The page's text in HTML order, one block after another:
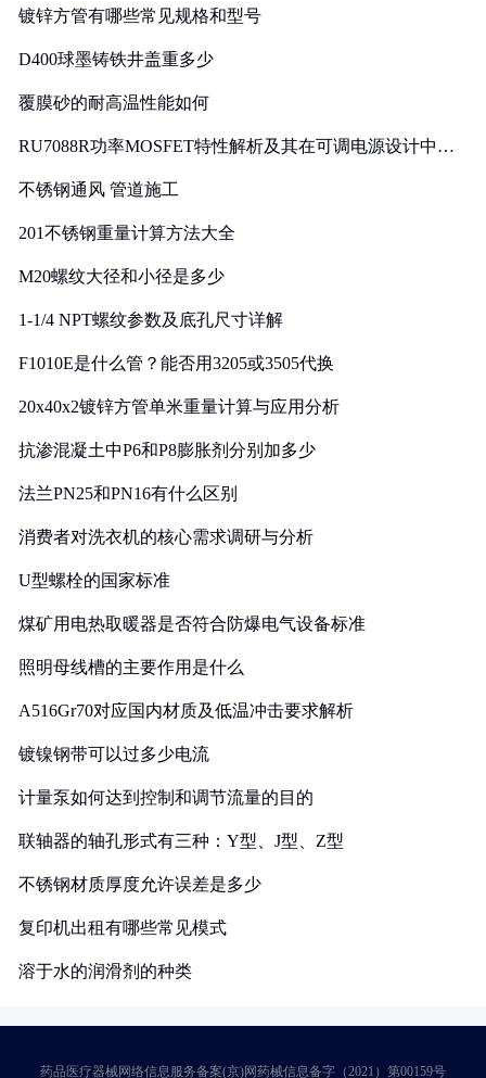
镀锌方管有哪些常见规格和型号
D400球墨铸铁井盖重多少
覆膜砂的耐高温性能如何
RU7088R功率MOSFET特性解析及其在可调电源设计中的
不锈钢通风 管道施工
201不锈钢重量计算方法大全
M20螺纹大径和小径是多少
1-1/4 NPT螺纹参数及底孔尺寸详解
F1010E是什么管？能否用3205或3505代换
20x40x2镀锌方管单米重量计算与应用分析
抗渗混凝土中P6和P8膨胀剂分别加多少
法兰PN25和PN16有什么区别
消费者对洗衣机的核心需求调研与分析
U型螺栓的国家标准
煤矿用电热取暖器是否符合防爆电气设备标准
照明母线槽的主要作用是什么
A516Gr70对应国内材质及低温冲击要求解析
镀镍钢带可以过多少电流
计量泵如何达到控制和调节流量的目的
联轴器的轴孔形式有三种：Y型、J型、Z型
不锈钢材质厚度允许误差是多少
复印机出租有哪些常见模式
溶于水的润滑剂的种类
药品医疗器械网络信息服务备案(京)网药械信息备字（2021）第00159号